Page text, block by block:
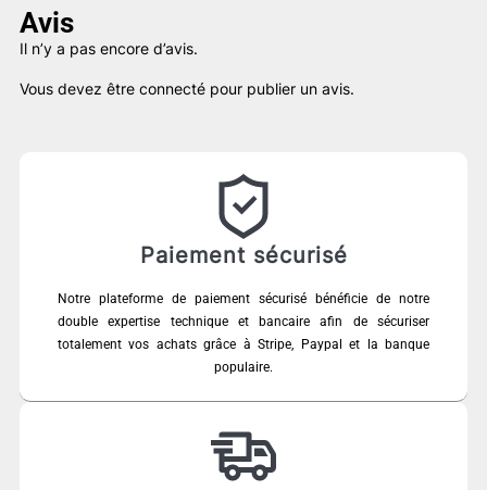
Avis
Il n’y a pas encore d’avis.
Vous devez être connecté pour publier un avis.
Paiement sécurisé
Notre plateforme de paiement sécurisé bénéficie de notre
double expertise technique et bancaire afin de sécuriser
totalement vos achats grâce à Stripe, Paypal et la banque
populaire.